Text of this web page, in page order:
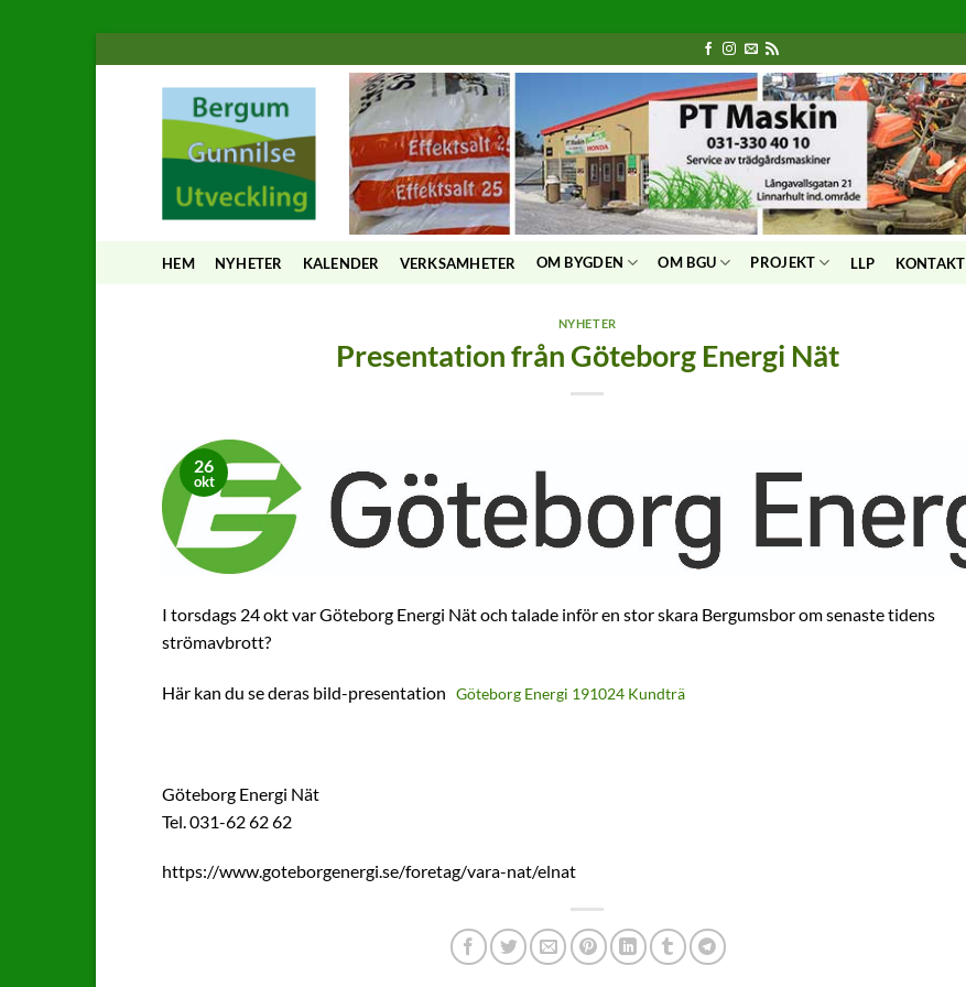
HEM NYHETER KALENDER VERKSAMHETER OM BYGDEN OM BGU PROJEKT LLP KONTAKT
NYHETER
Presentation från Göteborg Energi Nät
26
okt
I torsdags 24 okt var Göteborg Energi Nät och talade inför en stor skara Bergumsbor om senaste tidens
strömavbrott?
Här kan du se deras bild-presentation Göteborg Energi 191024 Kundträ
Göteborg Energi Nät
Tel. 031-62 62 62
https://www.goteborgenergi.se/foretag/vara-nat/elnat